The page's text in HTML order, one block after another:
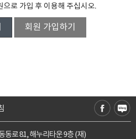
로 가입 후 이용해 주십시오.
회원 가입하기
동로 81, 해누리타운 9층 (재)